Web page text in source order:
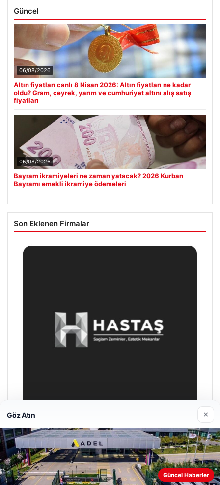
Güncel
06/08/2026
Altın fiyatları canlı 8 Nisan 2026: Altın fiyatları ne kadar
oldu? Gram, çeyrek, yarım ve cumhuriyet altını alış satış
fiyatları
05/08/2026
Bayram ikramiyeleri ne zaman yatacak? 2026 Kurban
Bayramı emekli ikramiye ödemeleri
Son Eklenen Firmalar
Prenses Night Club
29/04/2026
Göz Atın ×
Güncel Haberler